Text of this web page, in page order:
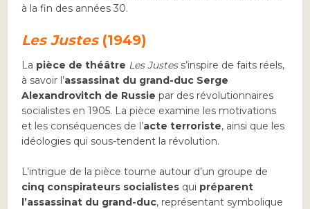
à la fin des années 30.
Les Justes(1949)
La pièce de théâtre Les Justes s’inspire de faits réels,
à savoir l’assassinat du grand-duc Serge
Alexandrovitch de Russie par des révolutionnaires
socialistes en 1905. La pièce examine les motivations
et les conséquences de l’acte terroriste, ainsi que les
idéologies qui sous-tendent la révolution.
L’intrigue de la pièce tourne autour d’un groupe de
cinq conspirateurs socialistes qui préparent
l’assassinat du grand-duc, représentant symbolique